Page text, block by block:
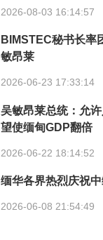
2026-08-03 16:14:57
BIMSTEC秘书长率
敏昂莱
2026-06-23 17:33:14
吴敏昂莱总统：允
望使缅甸GDP翻倍
2026-06-22 18:14:52
缅华各界热烈庆祝
2026-06-08 21:54:49